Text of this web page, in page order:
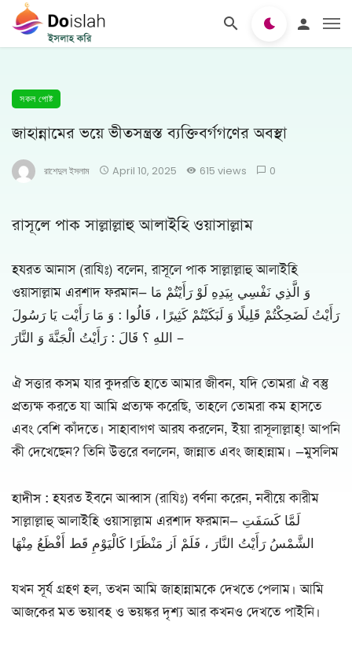
সকল পোষ্ট
জাহান্নামের ভয়ে ভীতসন্ত্রস্ত ব্যক্তিবর্গগণের অবস্থা
রাশেদুল ইসলাম April 10, 2025 615 views 0
রাসূলে পাক সাল্লাল্লাহু আলাইহি ওয়াসাল্লাম
হযরত আনাস (রাযিঃ) বলেন, রাসূলে পাক সাল্লাল্লাহু আলাইহি
ওয়াসাল্লাম এরশাদ ফরমান— وَ الَّذِي نَفْسِي بِيَدِهِ لَوْ رَأَيْتُمْ مَا
رَأَيْتُ لَضَحِكْتُمْ قَلِيلًا وَ لَبَكَيْتُمْ كَثِيرًا ، قَالُوا : وَ مَا رَأَيْت يَا رَسُولَ
اللهِ ؟ قَالَ : رَأَيْتُ الْجَنَّةَ وَ النَّارَ –
ঐ সত্তার কসম যার কুদরতি হাতে আমার জীবন, যদি তোমরা ঐ বস্তু
প্রত্যক্ষ করতে যা আমি প্রত্যক্ষ করেছি, তাহলে তোমরা কম হাসতে
এবং বেশি কাঁদতে। সাহাবাগণ আরয করলেন, ইয়া রাসূলাল্লাহ্! আপনি
কী দেখেছেন? তিনি উত্তরে বললেন, জান্নাত এবং জাহান্নাম। —মুসলিম
হাদীস : হযরত ইবনে আব্বাস (রাযিঃ) বর্ণনা করেন, নবীয়ে কারীম
সাল্লাল্লাহু আলাইহি ওয়াসাল্লাম এরশাদ ফরমান— لَمَّا كَسَفَتِ
الشَّمْسُ رَأَيْتُ النَّارَ ، فَلَمْ اَز مَنْظَرًا كَالْيَوْمِ قَط أَفْظَعُ مِنْهَا
যখন সূর্য গ্রহণ হল, তখন আমি জাহান্নামকে দেখতে পেলাম। আমি
আজকের মত ভয়াবহ ও ভয়ঙ্কর দৃশ্য আর কখনও দেখতে পাইনি।